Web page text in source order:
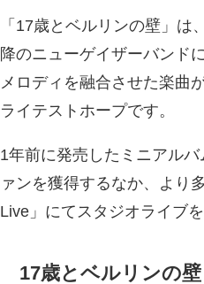
「17歳とベルリンの壁」
降のニューゲイザーバンド
メロディを融合させた楽曲
ライテストホープです。
1年前に発売したミニアル
ァンを獲得するなか、より
Live」にてスタジオライブを
17歳とベルリンの壁